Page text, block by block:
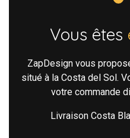
Vous êtes
ZapDesign vous
situé à la Costa del Sol.
votre commande
Livraison Costa